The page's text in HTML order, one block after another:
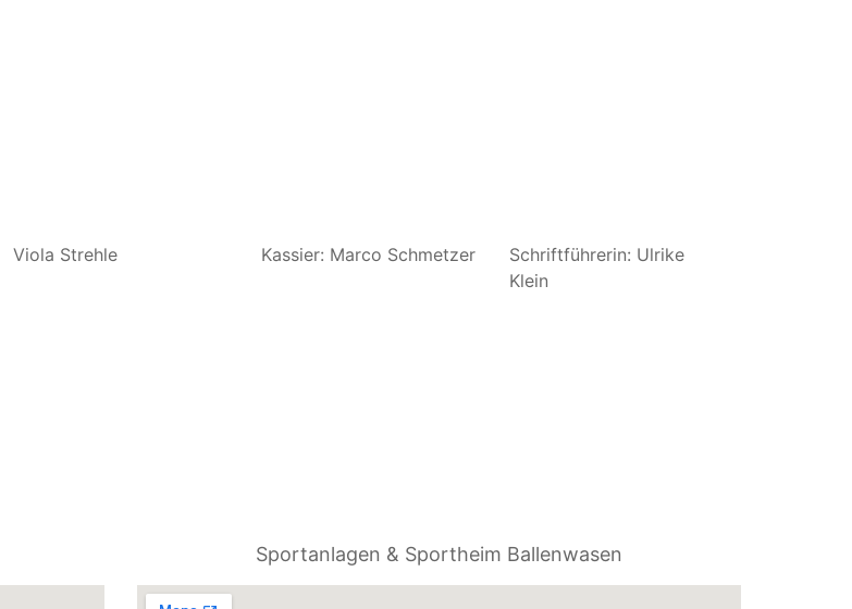
Viola Strehle Kassier: Marco Schmetzer
Schriftführerin: Ulrike
Klein
Sportanlagen & Sportheim Ballenwasen